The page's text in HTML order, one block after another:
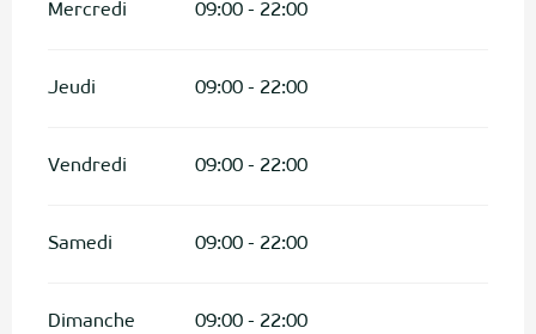
Mercredi 09:00 - 22:00
Jeudi 09:00 - 22:00
Vendredi 09:00 - 22:00
Samedi 09:00 - 22:00
Dimanche 09:00 - 22:00